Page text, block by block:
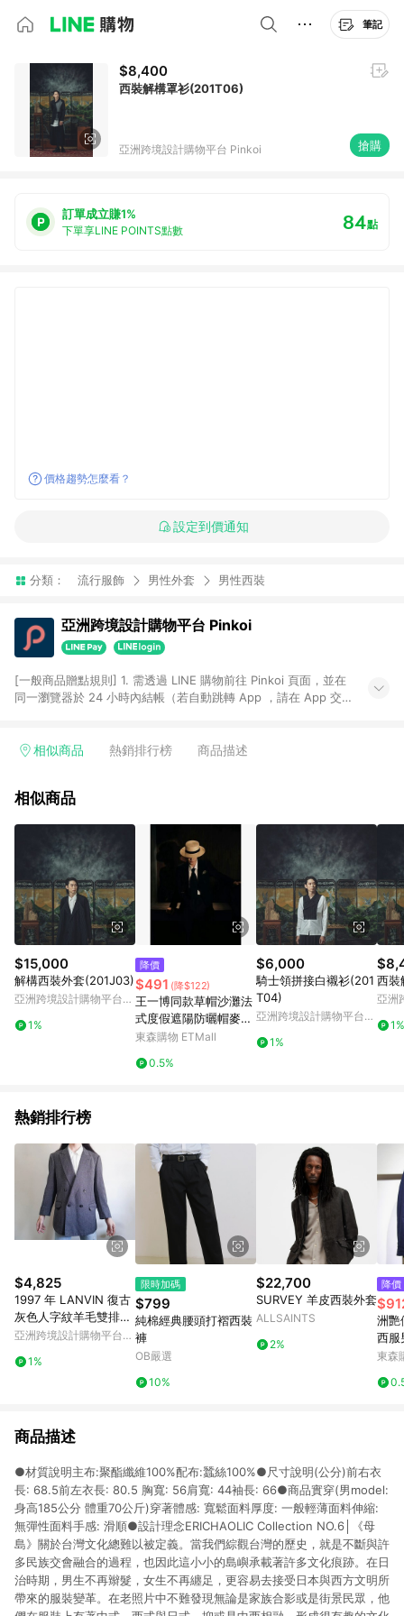
筆記
$8,400
西裝解構罩衫(201T06)
亞洲跨境設計購物平台 Pinkoi 搶購
訂單成立賺1%
下單享LINE POINTS點數 84點
價格趨勢怎麼看？
設定到價通知
分類： 流行服飾 男性外套 男性西裝
亞洲跨境設計購物平台 Pinkoi
[一般商品贈點規則] 1. 需透過 LINE 購物前往 Pinkoi 頁面，並在
同一瀏覽器於 24 小時內結帳（若自動跳轉 App ，請在 App 交
回饋訂單不得享有 Pinkoi 站方優惠，例如首購優惠，P coins，
行為，不具贈點資格，部分退款不在此限。 6. APP 請更新至
貨後 45 天後發送。 8. 群眾募資商品，禮物卡，開館保證金，補
運費，攤位費等不具贈點資格。 9. LINE 購物站上之商品規格、
顏色、價位、贈品如與 Pinkoi 商品資訊頁及購物車不符，以
Pinkoi 購物商品資訊頁及購物車標示為準。 10. 點數紅包使用規
則請以點數紅包活動說明為準。 11. 若於 LINE 購物前往 Pinkoi
頁面後才首次下載 Pinkoi APP 並完成訂單，不符合導購資格；承
上，首次下載 Pinkoi APP 後，需透過 LINE 購物前往 Pinkoi 頁
面，方享導購資格。
相似商品 熱銷排行榜 商品描述
相似商品
$15,000
解構西裝外套(201J03)
亞洲跨境設計購物平台
1%
降價
$491 (降$122)
王一博同款草帽沙灘法
式度假遮陽防曬帽麥稈
草編織禮帽平沿帽子女
東森購物 ETMall
0.5%
$6,000
騎士領拼接白襯衫(201
T04)
亞洲跨境設計購物平台
1%
西裝
亞洲
1%
熱銷排行榜
$4,825
1997 年 LANVIN 復古
灰色人字紋羊毛雙排扣
西裝外套 日本製造 S
亞洲跨境設計購物平台
1%
限時加碼
$799
純棉經典腰頭打褶西裝
褲
OB嚴選
10%
$22,700
SURVEY 羊皮西裝外套
ALLSAINTS
2%
降價
洲艷
西服
休閑
東森
商品描述
●材質說明主布:聚酯纖維100%配布:蠶絲100%●尺寸說明(公分)前右衣
長: 68.5前左衣長: 80.5 胸寬: 56肩寬: 44袖長: 66●商品實穿(男model:
身高185公分 體重70公斤)穿著體感: 寬鬆面料厚度: 一般輕薄面料伸縮:
無彈性面料手感: 滑順●設計理念ERICHAOLIC Collection NO.6│《母
島》關於台灣文化總難以被定義。當我們綜觀台灣的歷史，就是不斷與許
多民族交會融合的過程，也因此這小小的島嶼承載著許多文化痕跡。在日
治時期，男生不再辮髮，女生不再纏足，更容易去接受日本與西方文明所
帶來的服裝變革。在老照片中不難發現無論是家族合影或是街景民眾，他